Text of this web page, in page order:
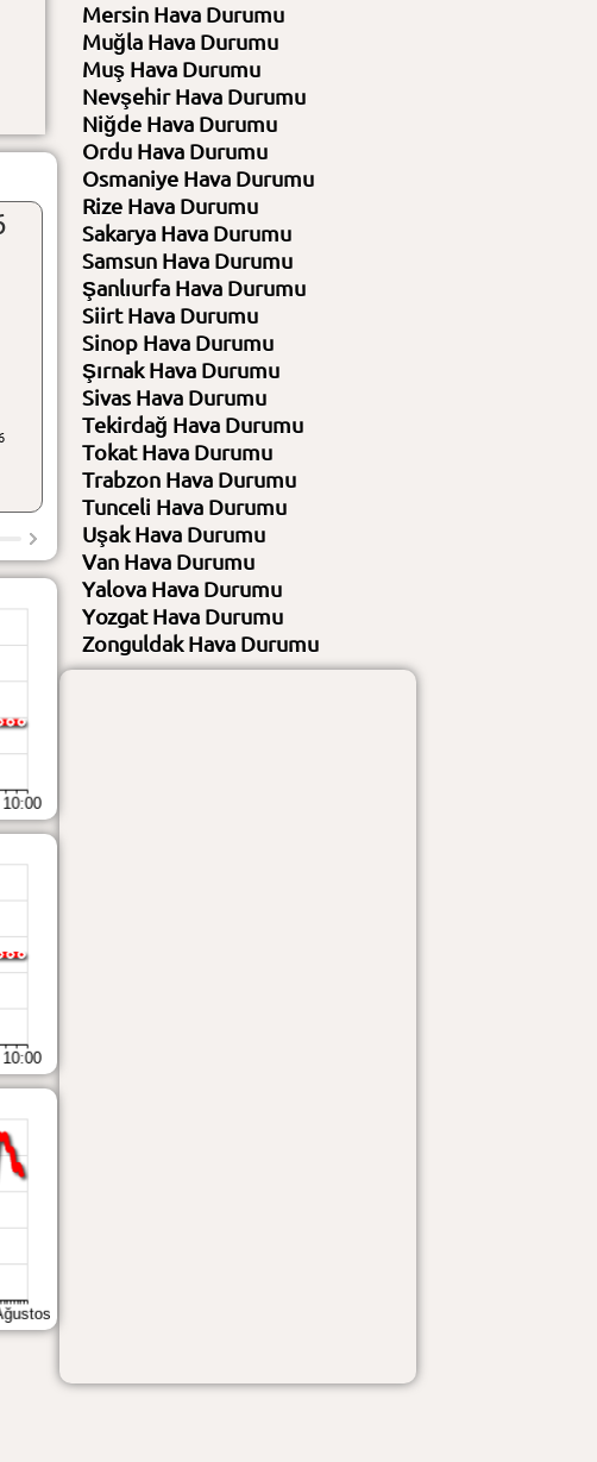
10 Ağustos 2026
Pazartesi
32⁰C /30⁰C
Açık
Nem%44 / %58
Rüzgar 18 KM/S - 47 / 7 KM/S - 351
Gündüz :açık
Gece :açık
Mersin Hava Durumu
Muğla Hava Durumu
Muş Hava Durumu
Nevşehir Hava Durumu
Niğde Hava Durumu
Ordu Hava Durumu
Osmaniye Hava Durumu
Rize Hava Durumu
Sakarya Hava Durumu
Samsun Hava Durumu
Şanlıurfa Hava Durumu
Siirt Hava Durumu
Sinop Hava Durumu
Şırnak Hava Durumu
Sivas Hava Durumu
Tekirdağ Hava Durumu
Tokat Hava Durumu
Trabzon Hava Durumu
Tunceli Hava Durumu
Uşak Hava Durumu
Van Hava Durumu
Yalova Hava Durumu
Yozgat Hava Durumu
Zonguldak Hava Durumu